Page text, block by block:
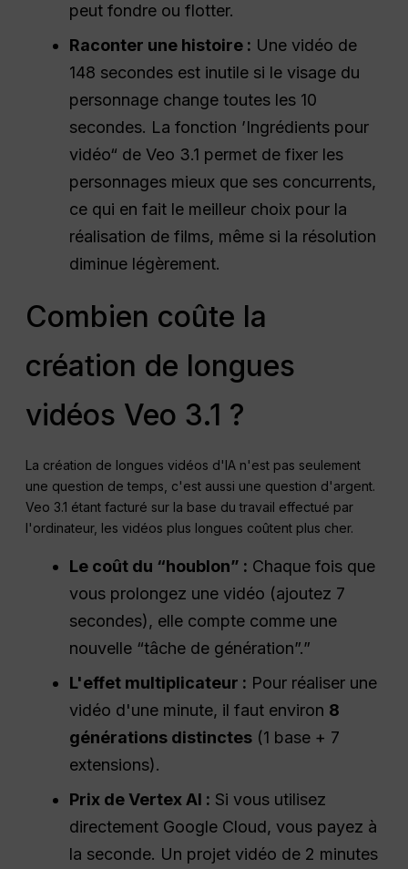
peut fondre ou flotter.
Raconter une histoire : Une vidéo de
148 secondes est inutile si le visage du
personnage change toutes les 10
secondes. La fonction ’Ingrédients pour
vidéo“ de Veo 3.1 permet de fixer les
personnages mieux que ses concurrents,
ce qui en fait le meilleur choix pour la
réalisation de films, même si la résolution
diminue légèrement.
Combien coûte la
création de longues
vidéos Veo 3.1 ?
La création de longues vidéos d'IA n'est pas seulement
une question de temps, c'est aussi une question d'argent.
Veo 3.1 étant facturé sur la base du travail effectué par
l'ordinateur, les vidéos plus longues coûtent plus cher.
Le coût du “houblon” : Chaque fois que
vous prolongez une vidéo (ajoutez 7
secondes), elle compte comme une
nouvelle “tâche de génération”.”
L'effet multiplicateur : Pour réaliser une
vidéo d'une minute, il faut environ 8
générations distinctes (1 base + 7
extensions).
Prix de Vertex AI : Si vous utilisez
directement Google Cloud, vous payez à
la seconde. Un projet vidéo de 2 minutes